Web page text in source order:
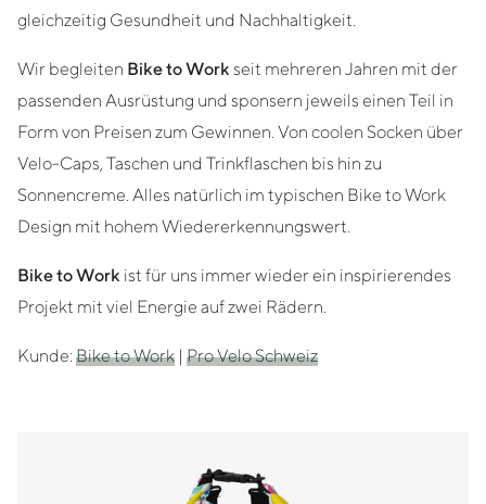
gleichzeitig Gesundheit und Nachhaltigkeit.
Wir begleiten Bike to Work seit mehreren Jahren mit der
passenden Ausrüstung und sponsern jeweils einen Teil in
Form von Preisen zum Gewinnen. Von coolen Socken über
Velo-Caps, Taschen und Trinkflaschen bis hin zu
Sonnencreme. Alles natürlich im typischen Bike to Work
Design mit hohem Wiedererkennungswert.
Bike to Work ist für uns immer wieder ein inspirierendes
Projekt mit viel Energie auf zwei Rädern.
Kunde: Bike to Work | Pro Velo Schweiz